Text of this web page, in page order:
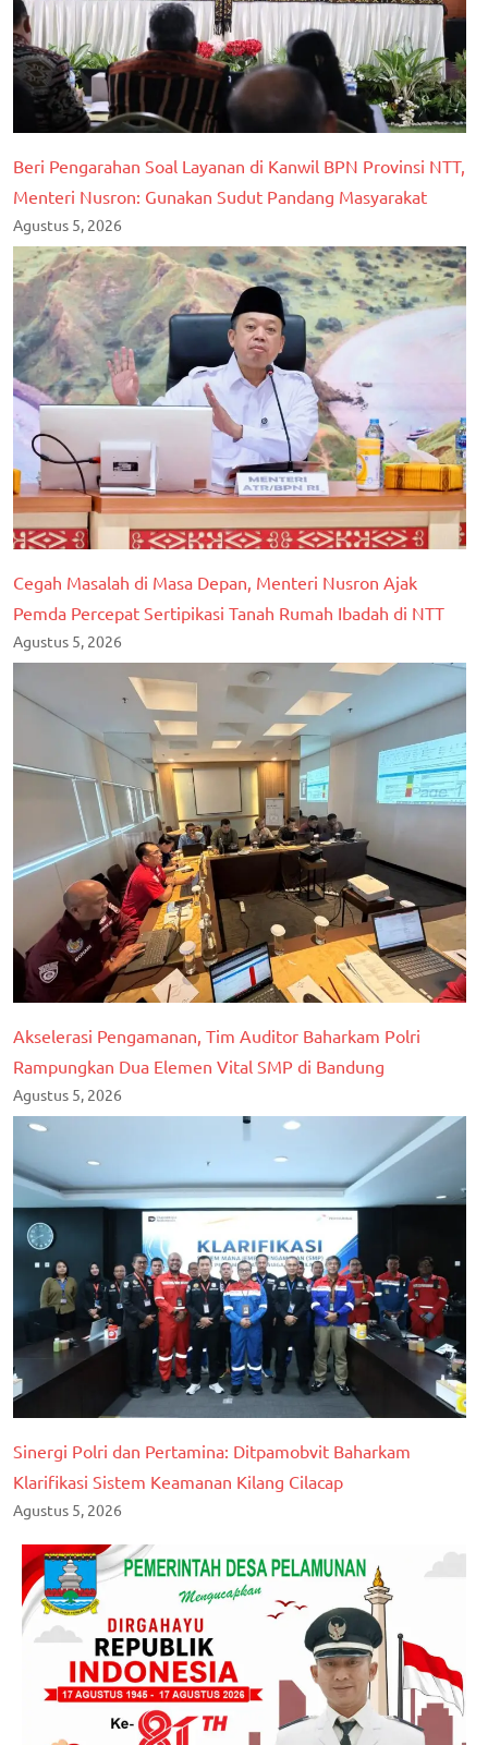
Beri Pengarahan Soal Layanan di Kanwil BPN Provinsi NTT,
Menteri Nusron: Gunakan Sudut Pandang Masyarakat
Agustus 5, 2026
Cegah Masalah di Masa Depan, Menteri Nusron Ajak
Pemda Percepat Sertipikasi Tanah Rumah Ibadah di NTT
Agustus 5, 2026
Akselerasi Pengamanan, Tim Auditor Baharkam Polri
Rampungkan Dua Elemen Vital SMP di Bandung
Agustus 5, 2026
Sinergi Polri dan Pertamina: Ditpamobvit Baharkam
Klarifikasi Sistem Keamanan Kilang Cilacap
Agustus 5, 2026